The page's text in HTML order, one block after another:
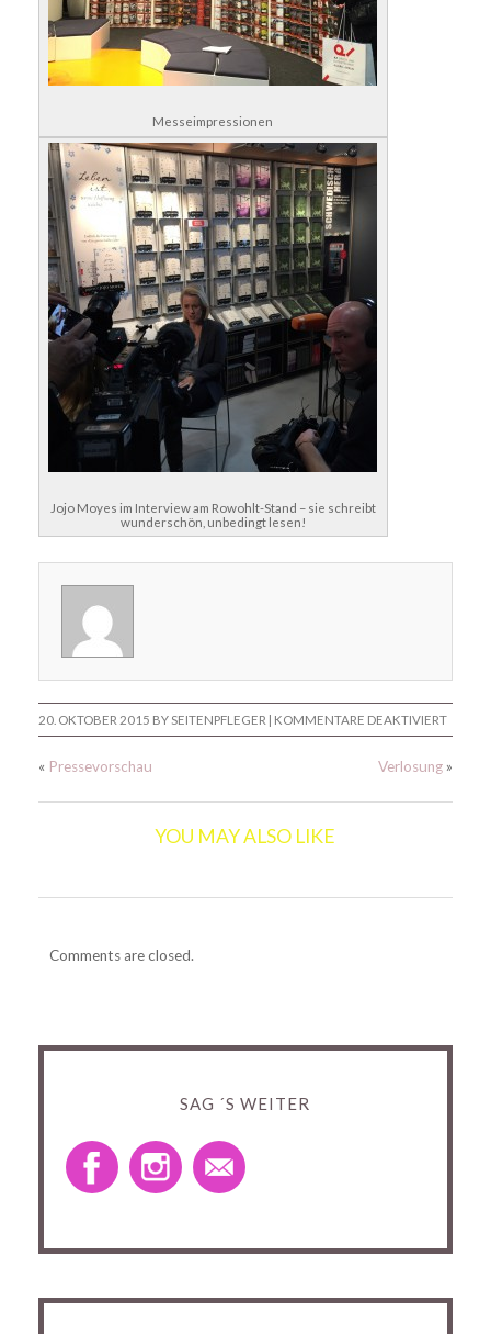
Messeimpressionen
Jojo Moyes im Interview am Rowohlt-Stand – sie schreibt
wunderschön, unbedingt lesen!
20. OKTOBER 2015 BY SEITENPFLEGER | KOMMENTARE DEAKTIVIERTFÜR
MEINE
« Pressevorschau Verlosung »
YOU MAY ALSO LIKE
Comments are closed.
SAG ´S WEITER